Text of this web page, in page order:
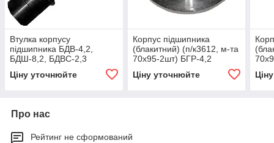
Втулка корпусу
підшипника БДВ-4,2,
БДШ-8,2, БДВС-2,3
Ціну уточнюйте
Корпус підшипника
(блакитний) (п/к3612, м-та
70х95-2шт) БГР-4,2
Ціну уточнюйте
Про нас
Рейтинг не сформований